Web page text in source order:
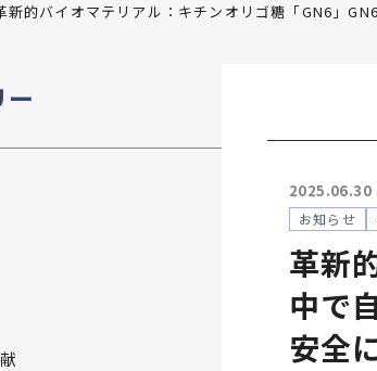
新的バイオマテリアル：キチンオリゴ糖「GN6」
2025.06.30
お知らせ
革新
中で
安全